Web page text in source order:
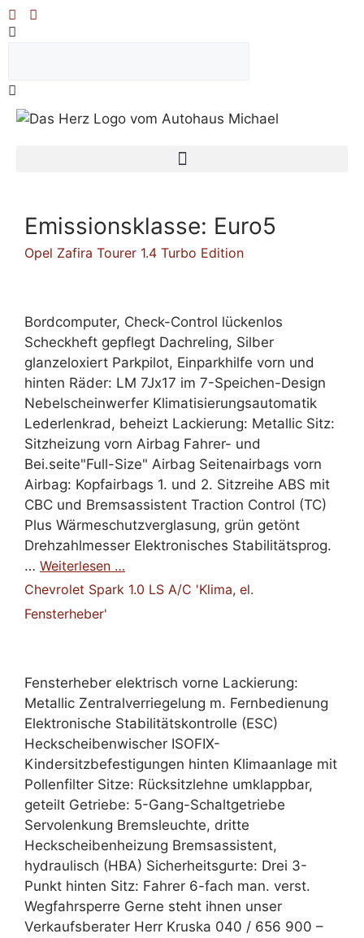
Emissionsklasse: Euro5
Opel Zafira Tourer 1.4 Turbo Edition
Bordcomputer, Check-Control lückenlos
Scheckheft gepflegt Dachreling, Silber
glanzeloxiert Parkpilot, Einparkhilfe vorn und
hinten Räder: LM 7Jx17 im 7-Speichen-Design
Nebelscheinwerfer Klimatisierungsautomatik
Lederlenkrad, beheizt Lackierung: Metallic Sitz:
Sitzheizung vorn Airbag Fahrer- und
Bei.seite"Full-Size" Airbag Seitenairbags vorn
Airbag: Kopfairbags 1. und 2. Sitzreihe ABS mit
CBC und Bremsassistent Traction Control (TC)
Plus Wärmeschutzverglasung, grün getönt
Drehzahlmesser Elektronisches Stabilitätsprog.
… Weiterlesen …
Chevrolet Spark 1.0 LS A/C 'Klima, el.
Fensterheber'
Fensterheber elektrisch vorne Lackierung:
Metallic Zentralverriegelung m. Fernbedienung
Elektronische Stabilitätskontrolle (ESC)
Heckscheibenwischer ISOFIX-
Kindersitzbefestigungen hinten Klimaanlage mit
Pollenfilter Sitze: Rücksitzlehne umklappbar,
geteilt Getriebe: 5-Gang-Schaltgetriebe
Servolenkung Bremsleuchte, dritte
Heckscheibenheizung Bremsassistent,
hydraulisch (HBA) Sicherheitsgurte: Drei 3-
Punkt hinten Sitz: Fahrer 6-fach man. verst.
Wegfahrsperre Gerne steht ihnen unser
Verkaufsberater Herr Kruska 040 / 656 900 –